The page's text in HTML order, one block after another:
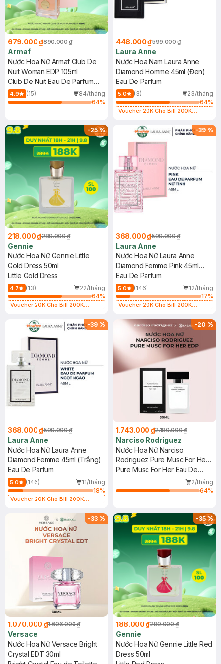
679.000 ₫890.000 ₫
Armaf
Nước Hoa Nữ Armaf Club De
Nuit Woman EDP 105ml
Club De Nuit Eau De Parfum
Woman
4.9 (15)
84/tháng
64%
448.000 ₫599.000 ₫
Laura Anne
Nước Hoa Nam Laura Anne
Diamond Homme 45ml (Đen)
Eau De Parfum
5.0 (3)
23/tháng
64%
Voucher 20K Cho Bill 200K
Gennie, Parision (SL có hạn)
-25%
218.000 ₫289.000 ₫
Gennie
Nước Hoa Nữ Gennie Little
Gold Dress 50ml
Little Gold Dress
4.7 (13)
22/tháng
64%
Voucher 20K Cho Bill 200K
Gennie, Parision (SL có hạn)
-39 %
368.000 ₫599.000 ₫
Laura Anne
Nước Hoa Nữ Laura Anne
Diamond Femme Pink 45ml
(Hồng)
Eau De Parfum
5.0 (146)
12/tháng
17%
Voucher 20K Cho Bill 200K
Gennie, Parision (SL có hạn)
-39 %
368.000 ₫599.000 ₫
Laura Anne
Nước Hoa Nữ Laura Anne
Diamond Femme 45ml (Trắng)
Eau De Parfum
5.0 (146)
11/tháng
18%
Voucher 20K Cho Bill 200K
Gennie, Parision (SL có hạn)
-20 %
1.743.000 ₫2.180.000 ₫
Narciso Rodriguez
Nước Hoa Nữ Narciso
Rodriguez Pure Musc For Her
EDP 30ml
Pure Musc For Her Eau De
2/tháng
64%
-33 %
1.070.000 ₫1.606.000 ₫
Versace
Nước Hoa Nữ Versace Bright
Crystal EDT 30ml
-35%
188.000 ₫289.000 ₫
Gennie
Nước Hoa Nữ Gennie Little Red
Dress 50ml